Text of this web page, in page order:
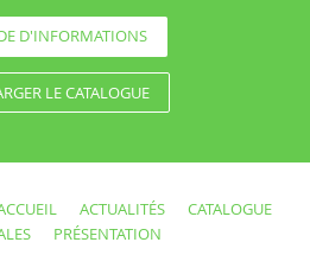
D'INFORMATIONS
LE CATALOGUE
ACTUALITÉS
CATALOGUE
PRÉSENTATION